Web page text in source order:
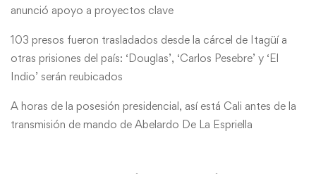
anunció apoyo a proyectos clave
103 presos fueron trasladados desde la cárcel de Itagüí a
otras prisiones del país: ‘Douglas’, ‘Carlos Pesebre’ y ‘El
Indio’ serán reubicados
A horas de la posesión presidencial, así está Cali antes de la
transmisión de mando de Abelardo De La Espriella